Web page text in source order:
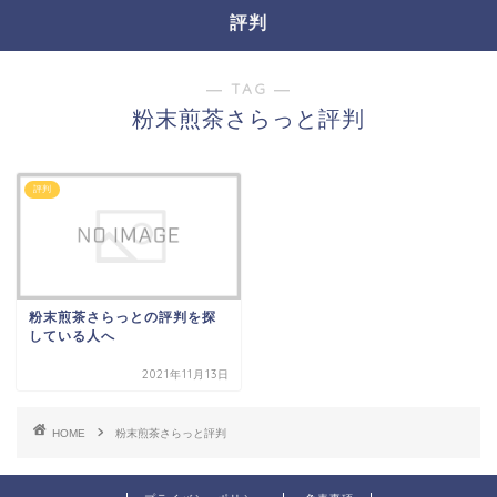
評判
― TAG ―
粉末煎茶さらっと評判
評判
粉末煎茶さらっとの評判を探
している人へ
2021年11月13日
HOME 粉末煎茶さらっと評判